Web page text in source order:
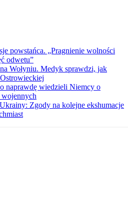
powstańca. „Pragnienie wolności
odwetu”
Wołyniu. Medyk sprawdzi, jak
naprawdę wiedzieli Niemcy o
wojennych
Zgody na kolejne ekshumacje